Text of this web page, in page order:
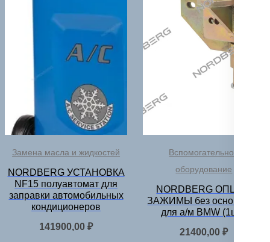
Замена масла и жидкостей
NORDBERG УСТАНОВКА
NF15 полуавтомат для
заправки автомобильных
кондиционеров
141900,00₽
Вспомогательное
оборудование
NORDBERG ОПЦИЯ
ЗАЖИМЫ без основания
для а/м BMW (1шт.)
21400,00₽